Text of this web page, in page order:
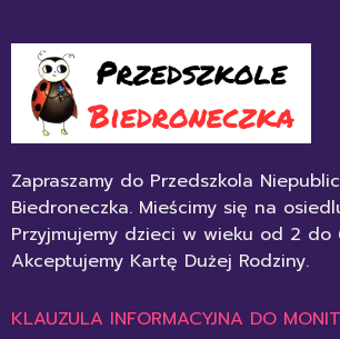
Zapraszamy do Przedszkola
Biedroneczka. Mieścimy się na
Przyjmujemy dzieci w wieku od 2 do
Akceptujemy Kartę Dużej Rodziny.
KLAUZULA INFORMACYJNA DO